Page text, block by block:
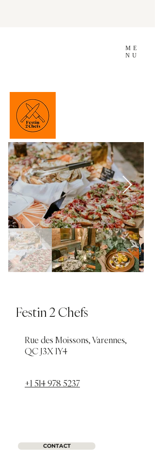
ME
NU
Festin 2 Chefs
Rue des Moissons, Varennes,
QC J3X 1Y4
+1 514 978 5237
CONTACT